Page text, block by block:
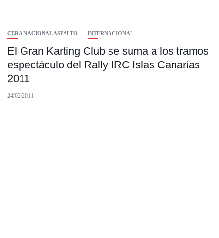
CERA NACIONAL ASFALTO INTERNACIONAL
El Gran Karting Club se suma a los tramos
espectáculo del Rally IRC Islas Canarias
2011
24/02/2011